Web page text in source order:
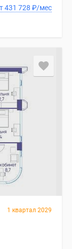
В ипотеку от 431 728 ₽/мес
1 квартал 2029